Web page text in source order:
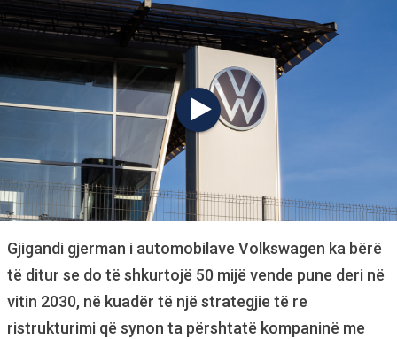
Gjigandi gjerman i automobilave Volkswagen ka bërë
të ditur se do të shkurtojë 50 mijë vende pune deri në
vitin 2030, në kuadër të një strategjie të re
ristrukturimi që synon ta përshtatë kompaninë me